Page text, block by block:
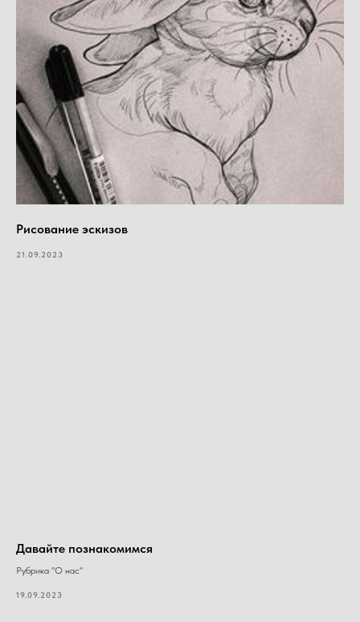
Рисование эскизов
21.09.2023
Давайте познакомимся
Рубрика "О нас"
19.09.2023